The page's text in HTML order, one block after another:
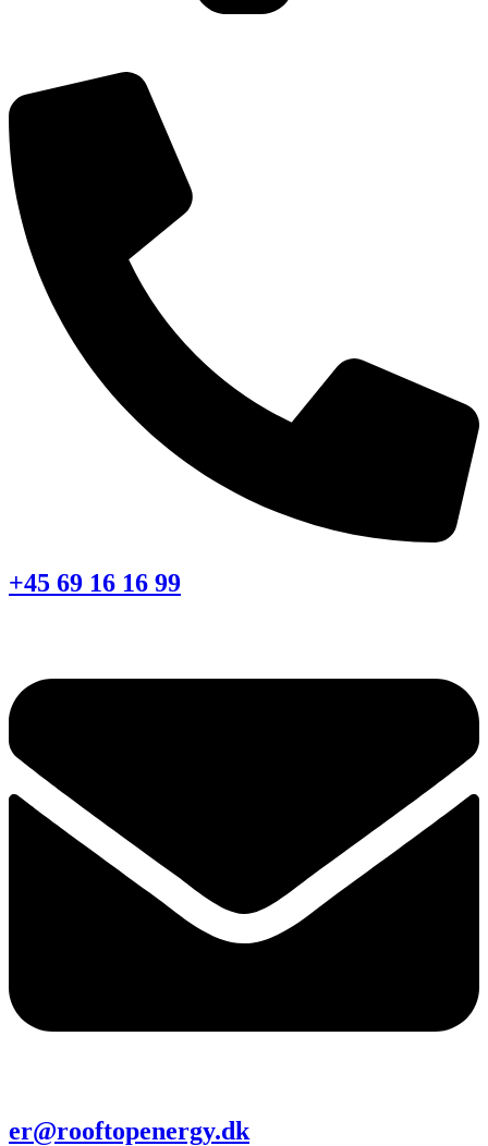
+45 69 16 16 99
er@rooftopenergy.dk